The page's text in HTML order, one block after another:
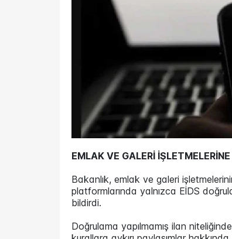
EMLAK VE GALERİ
Bakanlık, emlak ve galeri
platformlarında yalnızca EİDS
bildirdi.
Doğrulama yapılmamış ilan